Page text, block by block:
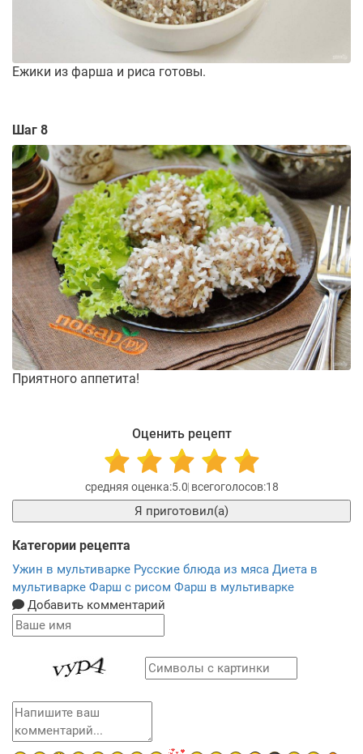
Ежики из фарша и риса готовы.
Шаг 8
Приятного аппетита!
Оценить рецепт
5.0 18
Я приготовил(а)
Категории рецепта
Ужин в мультиварке Русские блюда из мяса Диета в
мультиварке Фарш с рисом Фарш в мультиварке
Добавить комментарий